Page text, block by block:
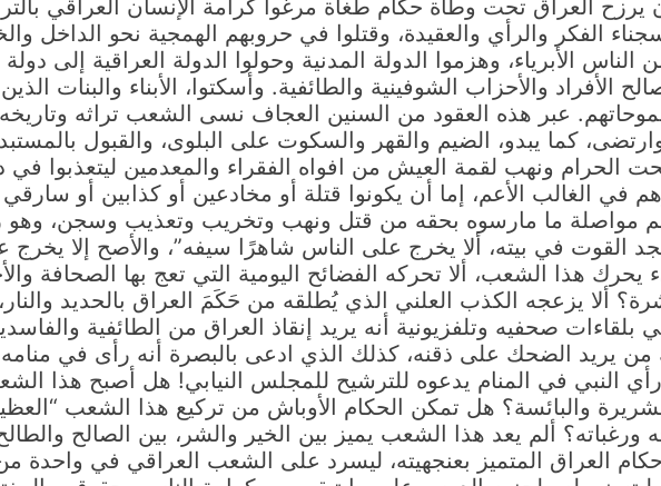
الآن يرزح العراق تحت وطأة حكام طغاة مرغوا كرامة الإنسان العراقي
سجناء الفكر والرأي والعقيدة، وقتلوا في حروبهم الهمجية نحو الداخل
الناس الأبرياء، وهزموا الدولة المدنية وحولوا الدولة العراقية إلى
الأفراد والأحزاب الشوفينية والطائفية. وأسكتوا، الأبناء والبنات
عبر هذه العقود من السنين العجاف نسى الشعب تراثه
وارتضى، كما يبدو، الضيم والقهر والسكوت على البلوى، والقبول
الحرام ونهب لقمة العيش من افواه الفقراء والمعدمين ليتعذبوا في
في الغالب الأعم، إما أن يكونوا قتلة أو مخادعين أو كذابين أو
مواصلة ما مارسوه بحقه من قتل ونهب وتخريب وتعذيب وسجن،
القوت في بيته، ألا يخرج على الناس شاهرًا سيفه”، والأصح إلا
هذا الشعب، ألا تحركه الفضائح اليومية التي تعج بها الصحافة
ألا يزعجه الكذب العلني الذي يُطلقه من حَكَمَ العراق بالحديد
بلقاءات صحفيه وتلفزيونية أنه يريد إنقاذ العراق من الطائفية
يريد الضحك على ذقنه، كذلك الذي ادعى بالبصرة أنه رأى في
النبي في المنام يدعوه للترشيح للمجلس النيابي! هل أصبح هذا
والبائسة؟ هل تمكن الحكام الأوباش من تركيع هذا الشعب
ورغباته؟ ألم يعد هذا الشعب يميز بين الخير والشر، بين الصالح
العراق المتميز بعنجهيته، ليسرد على الشعب العراقي في واحدة من